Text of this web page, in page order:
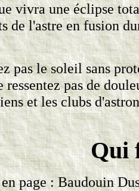
vivra une éclipse
de l'astre en fusion
pas le soleil sans
ressentez pas de
et les clubs
Qui
page : Baudouin